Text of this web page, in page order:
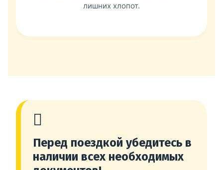
лишних хлопот.
Перед поездкой убедитесь в
наличии всех необходимых